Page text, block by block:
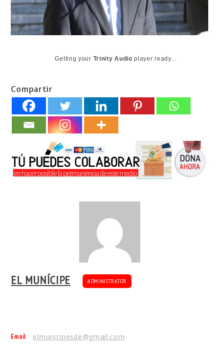
Getting your Trinity Audio player ready...
Compartir
EL MUNÍCIPE ADMINISTRATOR
Email elmunicipesde@gmail.com